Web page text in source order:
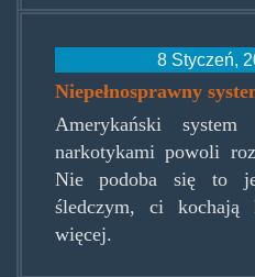
8 Styczeń,
Niepełnosprawny
Amerykański
narkotykami powoli
Nie podoba się to
śledczym, ci
więcej.